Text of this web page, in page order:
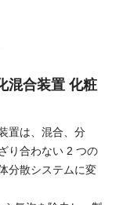
混合装置 化粧
置は、混合、分
り合わない 2 つの
分散システムに変